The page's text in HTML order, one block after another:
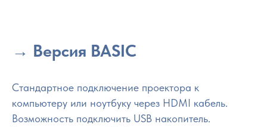
→ Версия BASIC
Стандартное подключение проектора к
компьютеру или ноутбуку через HDMI кабель.
Возможность подключить USB накопитель.